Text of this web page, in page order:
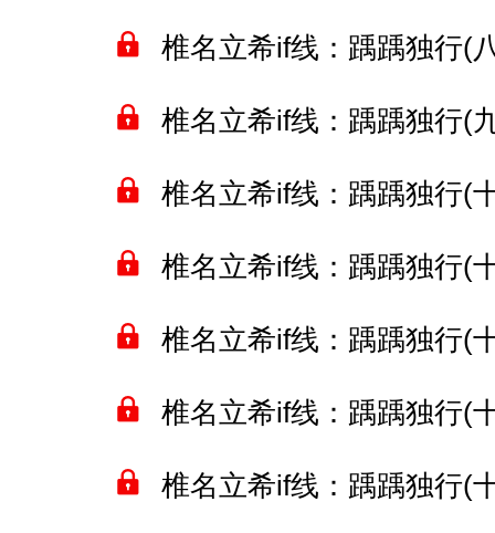
椎名立希if线：踽踽独行(
椎名立希if线：踽踽独行(
椎名立希if线：踽踽独行(
椎名立希if线：踽踽独行(
椎名立希if线：踽踽独行(
椎名立希if线：踽踽独行(
椎名立希if线：踽踽独行(